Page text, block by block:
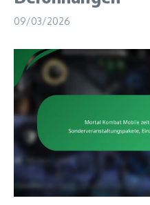
09/03/2026